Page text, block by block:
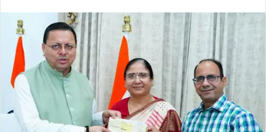
n
a
n
e
m
a